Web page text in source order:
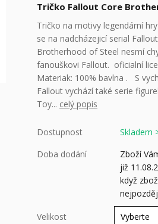
Tričko Fallout Core
Tričko na motivy legendární
se na nadcházejicí serial
Brotherhood of Steel nesmí
fanouškovi Fallout. oficialní
Materiak: 100% bavlna . S
Fallout vychází také serie
Toy... celý popis
Dostupnost
Skladem
Doba dodání
Zboží
již
když
Velikost